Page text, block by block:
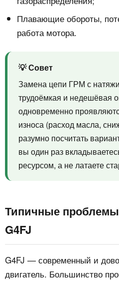
Плавающие обороты,
работа мотора.
💡 Совет
Замена цепи ГРМ с
трудоёмкая и недешёвая
одновременно
износа (расход масла,
разумно посчитать
вы один раз
ресурсом, а не латаете
Типичные
G4FJ
G4FJ — современный и
двигатель. Большинство